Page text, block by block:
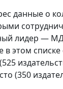
данные о
лидер —
в этом списке
(350